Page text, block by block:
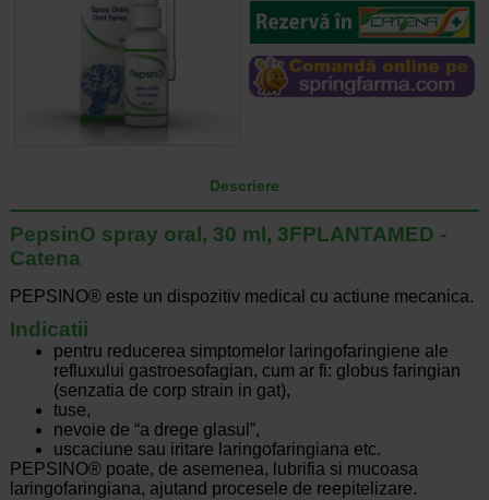
Descriere
PepsinO spray oral, 30 ml, 3FPLANTAMED -
Catena
PEPSINO® este un dispozitiv medical cu actiune mecanica.
Indicatii
pentru reducerea simptomelor laringofaringiene ale
refluxului gastroesofagian, cum ar fi: globus faringian
(senzatia de corp strain in gat),
tuse,
nevoie de “a drege glasul”,
uscaciune sau iritare laringofaringiana etc.
PEPSINO® poate, de asemenea, lubrifia si mucoasa
laringofaringiana, ajutand procesele de reepitelizare.